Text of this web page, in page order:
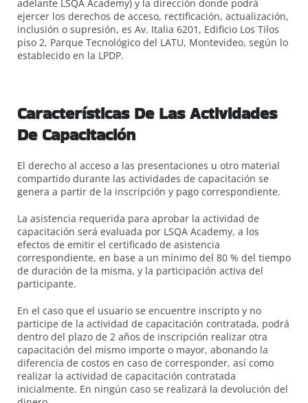
adelante LSQA Academy) y la dirección donde podrá
ejercer los derechos de acceso, rectificación, actualización,
inclusión o supresión, es Av. Italia 6201, Edificio Los Tilos
piso 2, Parque Tecnológico del LATU, Montevideo, según lo
establecido en la LPDP.
Características De Las Actividades
De Capacitación
El derecho al acceso a las presentaciones u otro material
compartido durante las actividades de capacitación se
genera a partir de la inscripción y pago correspondiente.
La asistencia requerida para aprobar la actividad de
capacitación será evaluada por LSQA Academy, a los
efectos de emitir el certificado de asistencia
correspondiente, en base a un mínimo del 80 % del tiempo
de duración de la misma, y la participación activa del
participante.
En el caso que el usuario se encuentre inscripto y no
participe de la actividad de capacitación contratada, podrá
dentro del plazo de 2 años de inscripción realizar otra
capacitación del mismo importe o mayor, abonando la
diferencia de costos en caso de corresponder, así como
realizar la actividad de capacitación contratada
inicialmente. En ningún caso se realizará la devolución del